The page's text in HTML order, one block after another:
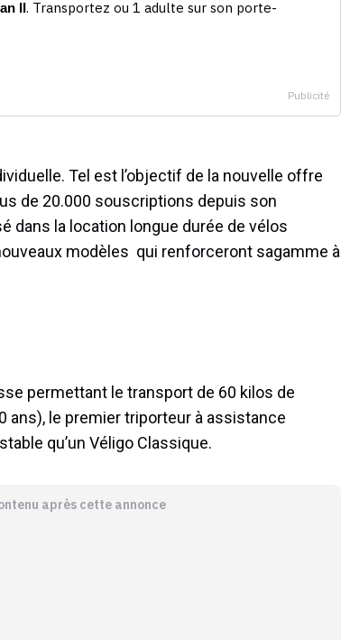
Tel est l’objectif de la nouvelle offre
de 20.000 souscriptions depuis son
dans la location longue durée de vélos
modèles qui renforceront sagamme à
permettant le transport de 60 kilos de
ans), le premier triporteur à assistance
qu’un Véligo Classique.
après cette annonce